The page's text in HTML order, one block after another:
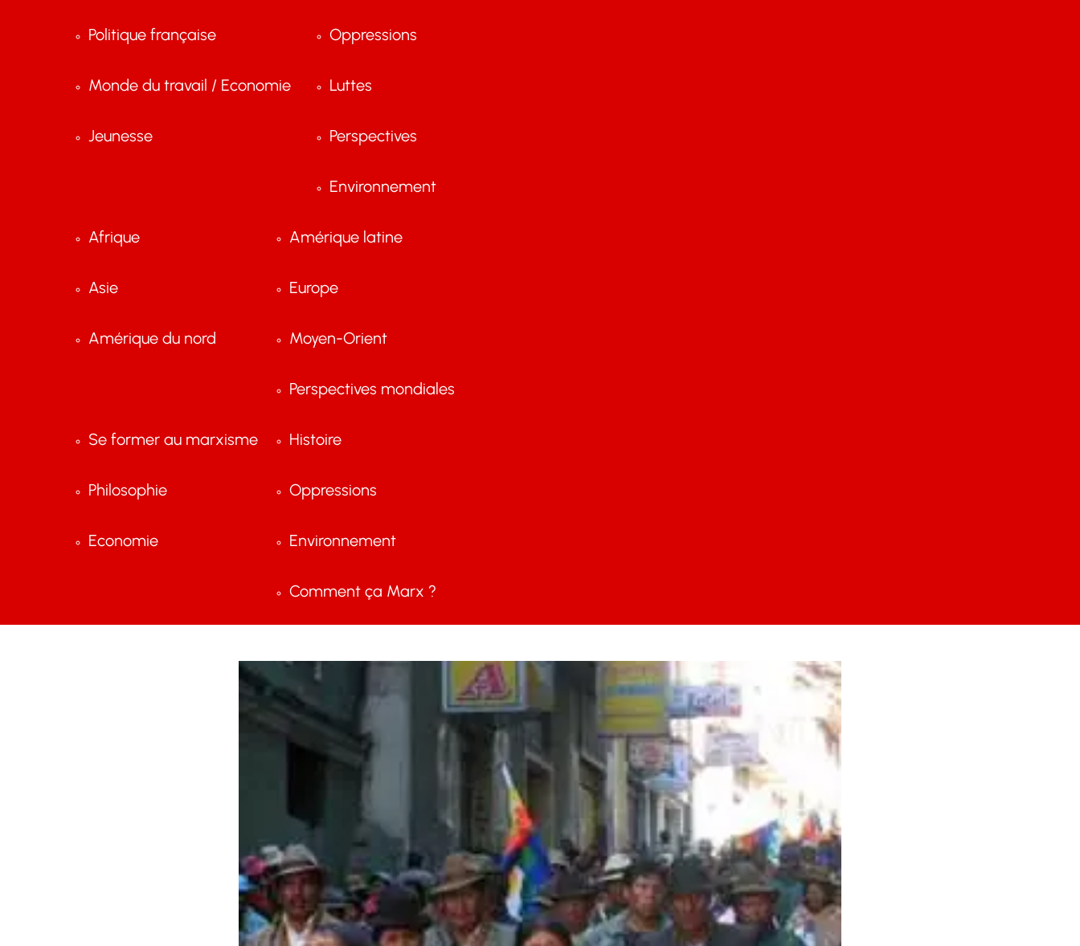
Politique française
Monde du travail / Economie
Jeunesse
Oppressions
Luttes
Perspectives
Environnement
Afrique
Asie
Amérique du nord
Amérique latine
Europe
Moyen-Orient
Perspectives mondiales
Se former au marxisme
Philosophie
Economie
Histoire
Oppressions
Environnement
Comment ça Marx ?